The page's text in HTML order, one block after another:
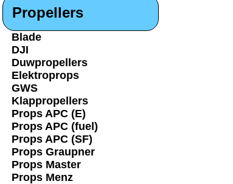
Propellers
Blade
DJI
Duwpropellers
Elektroprops
GWS
Klappropellers
Props APC (E)
Props APC (fuel)
Props APC (SF)
Props Graupner
Props Master
Props Menz